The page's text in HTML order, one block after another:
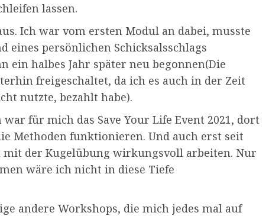
lassen.
Ich war vom ersten Modul an dabei, musste
eines persönlichen Schicksalsschlags
ein halbes Jahr später neu begonnen(Die
freigeschaltet, da ich es auch in der Zeit
nutzte, bezahlt habe).
für mich das Save Your Life Event 2021, dort
Methoden funktionieren. Und auch erst seit
mit der Kugelübung wirkungsvoll arbeiten. Nur
wäre ich nicht in diese Tiefe
andere Workshops, die mich jedes mal auf